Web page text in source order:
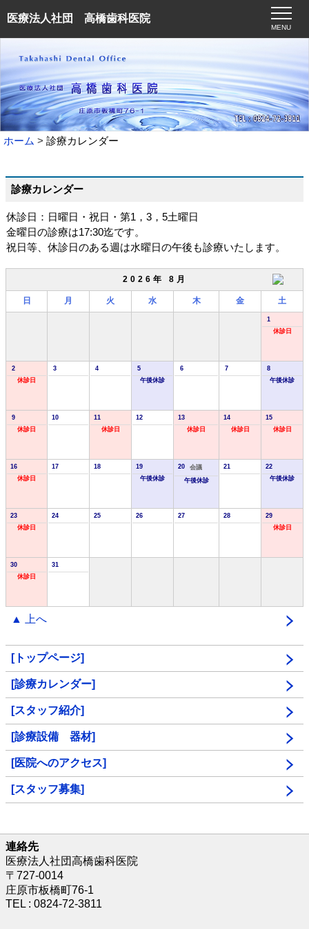
医療法人社団 高橋歯科医院
MENU
ホーム 診療カレンダー
診療カレンダー
休診日：日曜日・祝日・第1，3，5土曜日
金曜日の診療は17:30迄です。
祝日等、休診日のある週は水曜日の午後も診療いたします。
2026年 8月
日 月 火 水 木 金 土
1
休診日
2
休診日
3 4
5
午後休診
6 7
8
午後休診
9
休診日
10
11
休診日
12
13
休診日
14
休診日
15
休診日
16
休診日
17 18
19
午後休診
20
会議
午後休診
21
22
午後休診
23
休診日
24 25 26 27 28
29
休診日
30
休診日
31
▲ 上へ
[トップページ]
[診療カレンダー]
[スタッフ紹介]
[診療設備 器材]
[医院へのアクセス]
[スタッフ募集]
連絡先
医療法人社団高橋歯科医院
〒727-0014
庄原市板橋町76-1
TEL : 0824-72-3811